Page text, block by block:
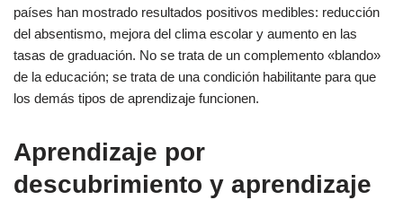
países han mostrado resultados positivos medibles: reducción
del absentismo, mejora del clima escolar y aumento en las
tasas de graduación. No se trata de un complemento «blando»
de la educación; se trata de una condición habilitante para que
los demás tipos de aprendizaje funcionen.
Aprendizaje por
descubrimiento y aprendizaje